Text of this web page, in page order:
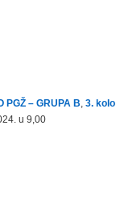
PGŽ – GRUPA B, 3. kolo
u 9,00